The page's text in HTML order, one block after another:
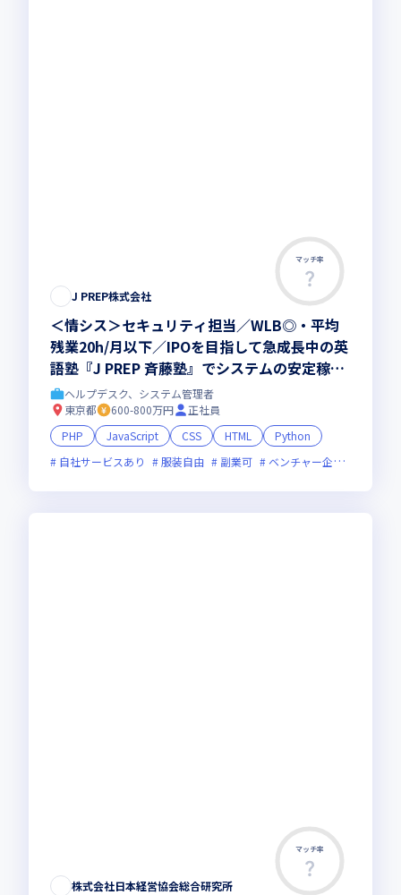
マッチ率
J PREP株式会社
＜情シス＞セキュリティ担当／WLB◎・平均
残業20h/月以下／IPOを目指して急成長中の英
語塾『J PREP 斉藤塾』でシステムの安定稼働
を支えるセキュリティ担当者を募集！
ヘルプデスク、システム管理者
東京都
600-800万円
正社員
PHP
JavaScript CSS HTML
Python
自社サービスあり
服装自由 副業可 ベンチャー企業
マッチ率
株式会社日本経営協会総合研究所